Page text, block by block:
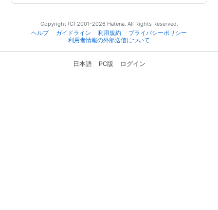
Copyright (C) 2001-2026 Hatena. All Rights Reserved.
ヘルプ
ガイドライン 利用規約
プライバシーポリシー
利用者情報の外部送信について
日本語 PC版 ログイン